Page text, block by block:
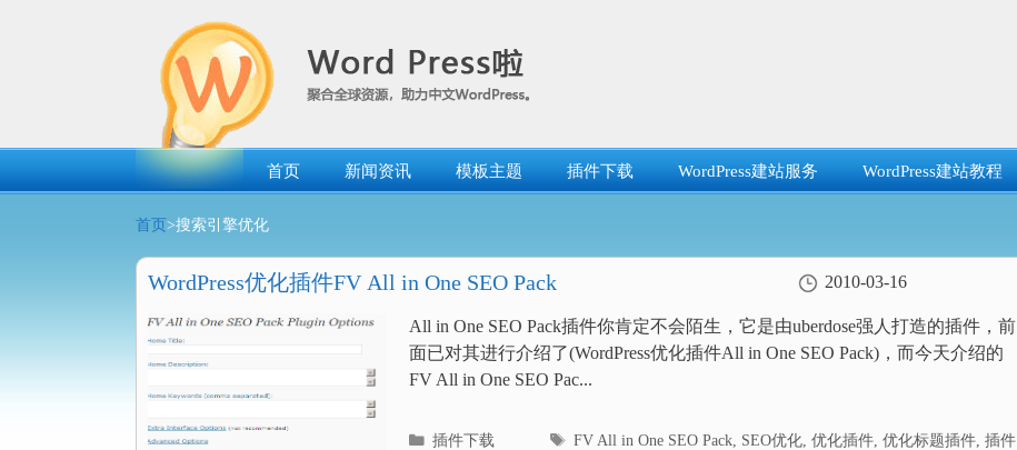
首页 新闻资讯 模板主题 插件下载 WordPress建站服务 WordPress建站教程
首页 >搜索引擎优化
WordPress优化插件FV All in One SEO Pack 2010-03-16
All in One SEO Pack插件你肯定不会陌生，它是由uberdose强人打造的插件，前
面已对其进行介绍了(WordPress优化插件All in One SEO Pack)，而今天介绍的
FV All in One SEO Pac...
分
插件下载
标
FV All in One SEO Pack, SEO优化,优化插件,优化标题插件,插件